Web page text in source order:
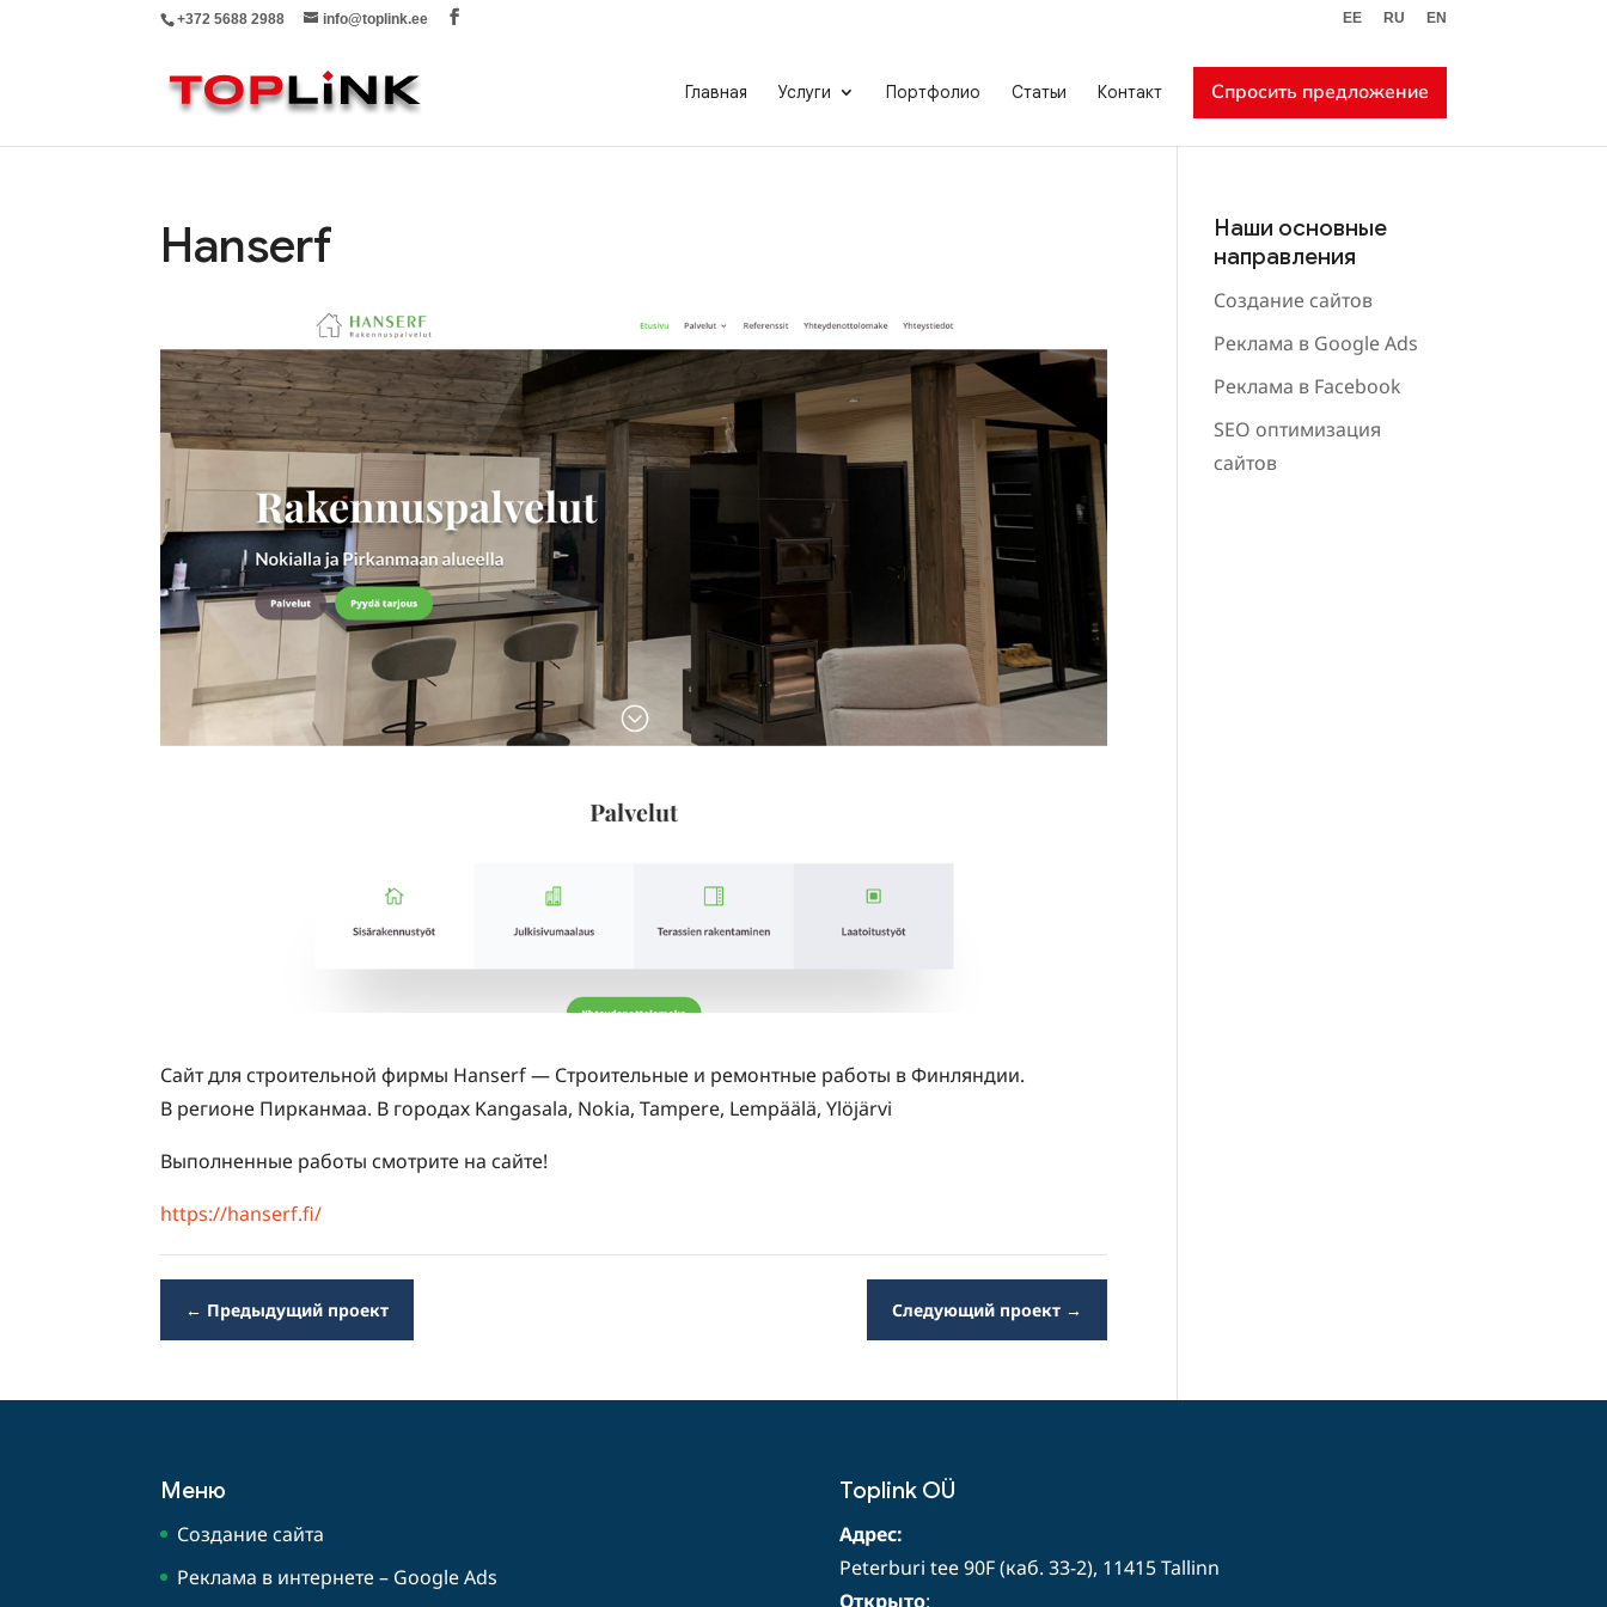
+372 5688 2988 info@toplink.ee EE RU EN
Главная Услуги Портфолио Статьи Контакт Спросить предложение
Hanserf
Сайт для строительной фирмы Hanserf — Строительные и ремонтные работы в Финляндии.
В регионе Пирканмаа. В городах Kangasala, Nokia, Tampere, Lempäälä, Ylöjärvi
Выполненные работы смотрите на сайте!
https://hanserf.fi/
← Предыдущий проект Следующий проект →
Наши основные
направления
Создание сайтов
Реклама в Google Ads
Реклама в Facebook
SEO оптимизация
сайтов
Меню
Создание сайта
Реклама в интернете – Google Ads
Toplink OÜ
Адрес:
Peterburi tee 90F (каб. 33-2), 11415 Tallinn
Открыто: